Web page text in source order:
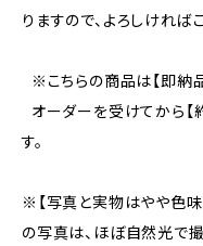
りますので、よろしければ
※こちらの商品は【即納品
オーダーを受けてから【
す。
※【写真と実物はやや色味
の写真は、ほぼ自然光で